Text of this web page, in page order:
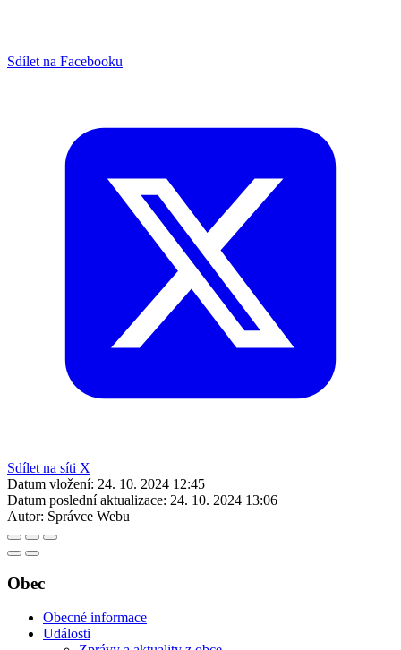
Sdílet na Facebooku
Sdílet na síti X
Datum vložení: 24. 10. 2024 12:45
Datum poslední aktualizace: 24. 10. 2024 13:06
Autor: Správce Webu
Obec
Obecné informace
Události